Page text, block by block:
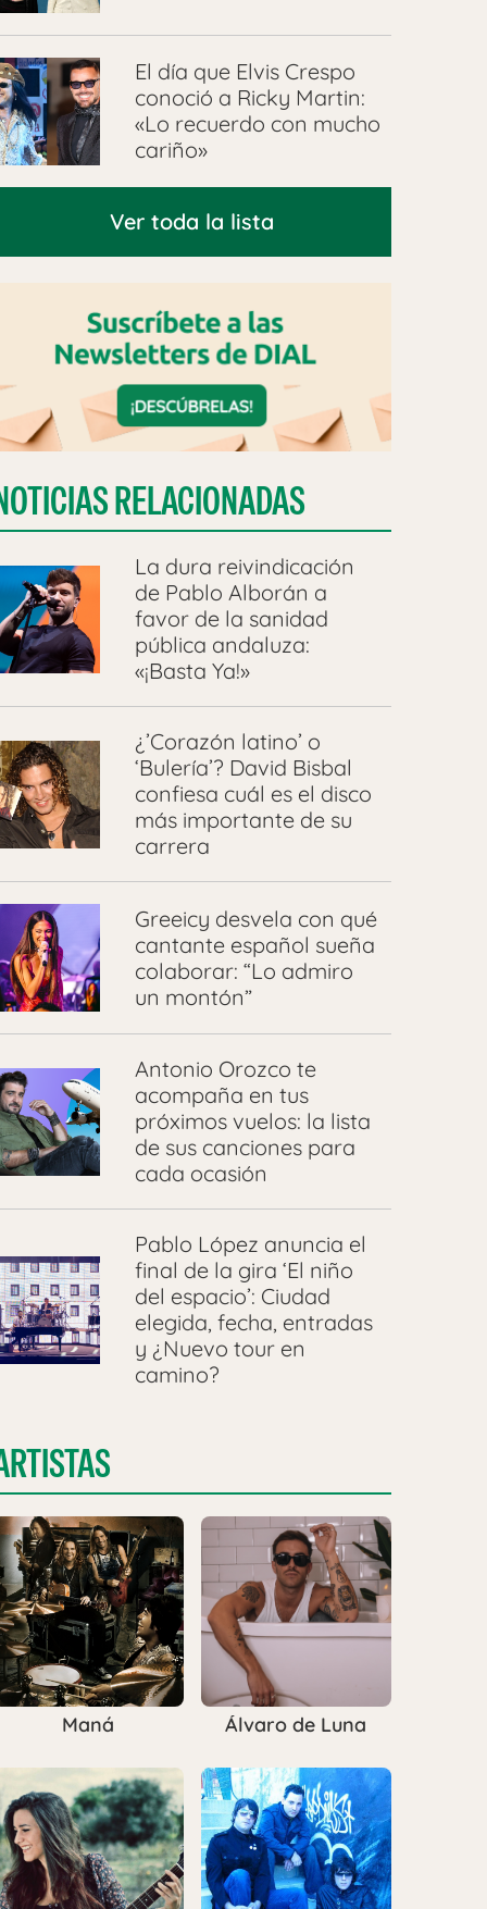
El día que Elvis Crespo
conoció a Ricky Martin:
«Lo recuerdo con mucho
cariño»
Ver toda la lista
RELACIONADAS
La dura reivindicación
de Pablo Alborán a
favor de la sanidad
pública andaluza:
«¡Basta Ya!»
¿’Corazón latino’ o
‘Bulería’? David Bisbal
confiesa cuál es el disco
más importante de su
carrera
Greeicy desvela con qué
cantante español sueña
colaborar: “Lo admiro
un montón”
Antonio Orozco te
acompaña en tus
próximos vuelos: la lista
de sus canciones para
cada ocasión
Pablo López anuncia el
final de la gira ‘El niño
del espacio’: Ciudad
elegida, fecha, entradas
y ¿Nuevo tour en
camino?
Maná Álvaro de Luna